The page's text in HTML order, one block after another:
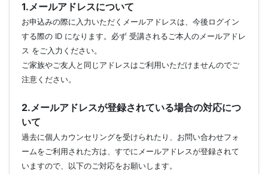
1.メールアドレスについて
お申込みの際に入力いただくメールアドレスは、今後ログイン
する際の ID になります。必ず 受講されるご本人のメールアドレ
ス をご入力ください。
ご家族やご友人と同じアドレスはご利用いただけませんのでご
注意ください。
2.メールアドレスが登録されている場合の対応につ
いて
過去に個人カウンセリングを受けられたり、お問い合わせフォ
ームをご利用された方は、すでにメールアドレスが登録されて
いますので、以下のご対応をお願いします。